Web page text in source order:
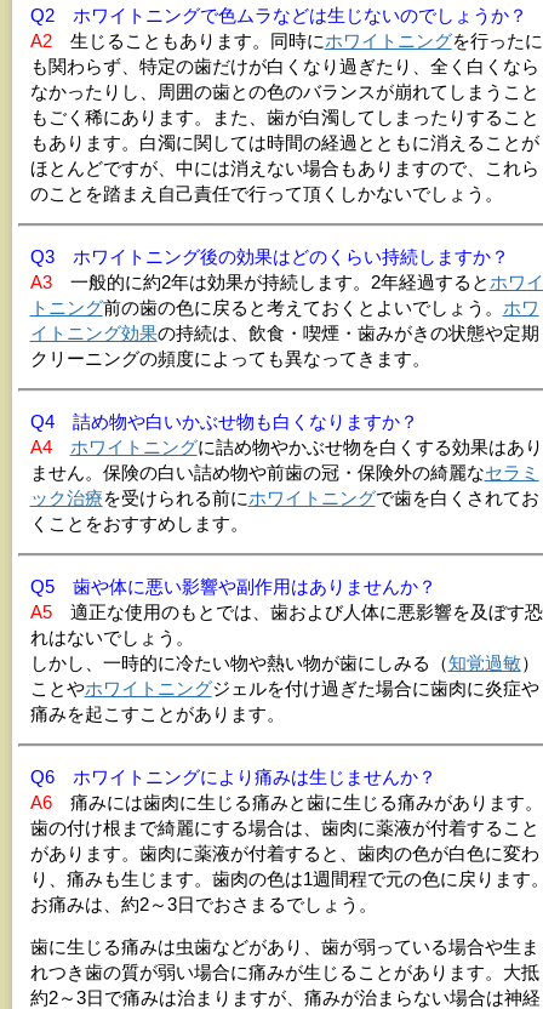
Q2 ホワイトニングで色ムラなどは生じないのでしょうか？
A2生じることもあります。同時にホワイトニングを行ったに
も関わらず、特定の歯だけが白くなり過ぎたり、全く白くなら
なかったりし、周囲の歯との色のバランスが崩れてしまうこと
もごく稀にあります。また、歯が白濁してしまったりすること
もあります。白濁に関しては時間の経過とともに消えることが
ほとんどですが、中には消えない場合もありますので、これら
のことを踏まえ自己責任で行って頂くしかないでしょう。
Q3 ホワイトニング後の効果はどのくらい持続しますか？
A3一般的に約2年は効果が持続します。2年経過すると ホワイ
トニング前の歯の色に戻ると考えておくとよいでしょう。 ホワ
イトニング効果の持続は、飲食・喫煙・歯みがきの状態や定期
クリーニングの頻度によっても異なってきます。
Q4 詰め物や白いかぶせ物も白くなりますか？
A4
ホワイトニングに詰め物やかぶせ物を白くする効果はあり
ません。保険の白い詰め物や前歯の冠・保険外の綺麗なセラミ
ック治療を受けられる前にホワイトニングで歯を白くされてお
くことをおすすめします。
Q5 歯や体に悪い影響や副作用はありませんか？
A5適正な使用のもとでは、歯および人体に悪影響を及ぼす恐
れはないでしょう。
しかし、一時的に冷たい物や熱い物が歯にしみる（知覚過敏）
ことやホワイトニングジェルを付け過ぎた場合に歯肉に炎症や
痛みを起こすことがあります。
Q6 ホワイトニングにより痛みは生じませんか？
A6痛みには歯肉に生じる痛みと歯に生じる痛みがあります。
歯の付け根まで綺麗にする場合は、歯肉に薬液が付着すること
があります。歯肉に薬液が付着すると、歯肉の色が白色に変わ
り、痛みも生じます。歯肉の色は1週間程で元の色に戻ります
お痛みは、約2～3日でおさまるでしょう。
歯に生じる痛みは虫歯などがあり、歯が弱っている場合や生ま
れつき歯の質が弱い場合に痛みが生じることがあります。大抵
約2～3日で痛みは治まりますが、痛みが治まらない場合は神経